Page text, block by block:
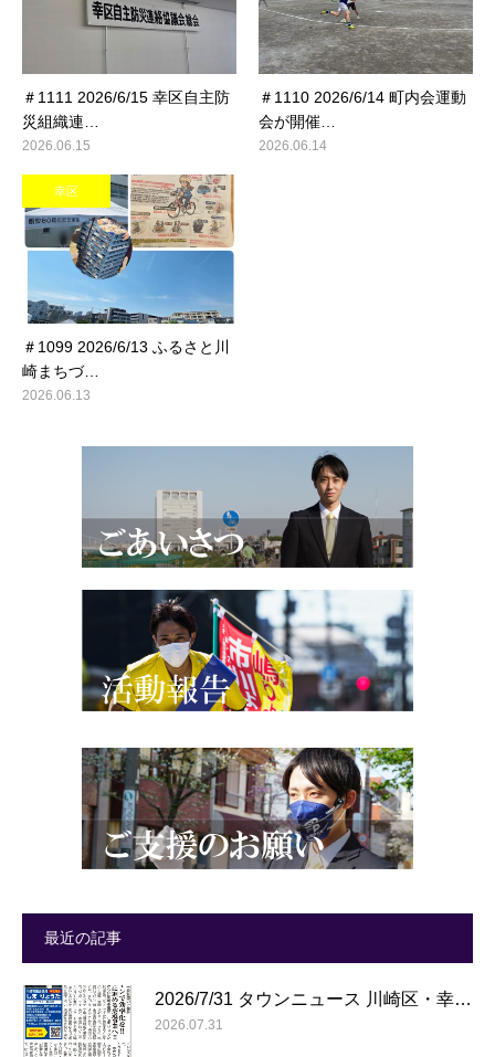
＃1111 2026/6/15 幸区自主防
災組織連…
2026.06.15
＃1110 2026/6/14 町内会運動
会が開催…
2026.06.14
幸区
＃1099 2026/6/13 ふるさと川
崎まちづ…
2026.06.13
最近の記事
2026/7/31 タウンニュース 川崎区・幸…
2026.07.31